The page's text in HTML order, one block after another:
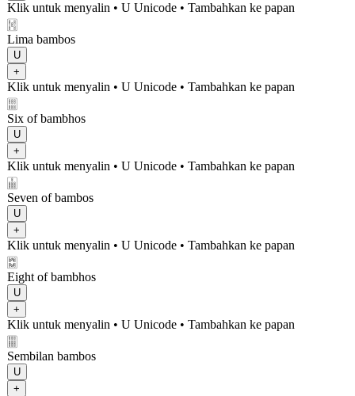
Klik untuk menyalin • U Unicode • Tambahkan ke papan
🀔
Lima bambos
U
+
Klik untuk menyalin • U Unicode • Tambahkan ke papan
🀕
Six of bambhos
U
+
Klik untuk menyalin • U Unicode • Tambahkan ke papan
🀖
Seven of bambos
U
+
Klik untuk menyalin • U Unicode • Tambahkan ke papan
🀗
Eight of bambhos
U
+
Klik untuk menyalin • U Unicode • Tambahkan ke papan
🀘
Sembilan bambos
U
+